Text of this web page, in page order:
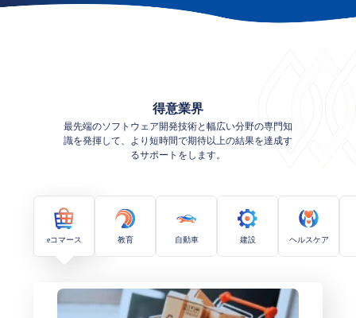
得意業界
最先端のソフトウェア開発技術と幅広い分野の専門知
識を発揮して、より短時間で期待以上の結果を達成す
るサポートをします。
eコマース 教育 自動車 建設 ヘルスケア